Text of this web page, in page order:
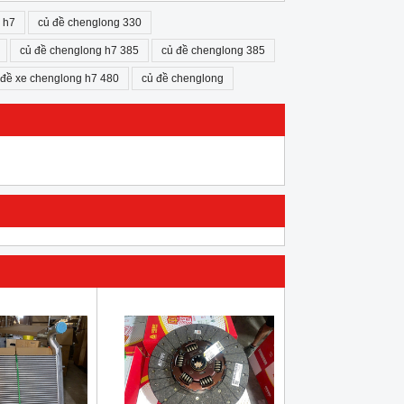
h7 củ đề chenglong 330
củ đề chenglong h7 385 củ đề chenglong 385
xe chenglong h7 480 củ đề chenglong